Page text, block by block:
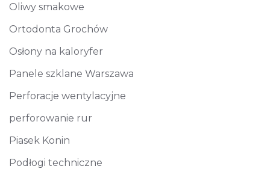
Oliwy smakowe
Ortodonta Grochów
Osłony na kaloryfer
Panele szklane Warszawa
Perforacje wentylacyjne
perforowanie rur
Piasek Konin
Podłogi techniczne